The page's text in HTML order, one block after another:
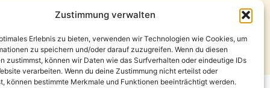
Zustimmung verwalten
Erlebnis zu bieten, verwenden wir Technologien wie Cookies, um
zu speichern und/oder darauf zuzugreifen. Wenn du diesen
zustimmst, können wir Daten wie das Surfverhalten oder eindeutige IDs
verarbeiten. Wenn du deine Zustimmung nicht erteilst oder
können bestimmte Merkmale und Funktionen beeinträchtigt werden.
Right Reserved Design by ThoKa Network